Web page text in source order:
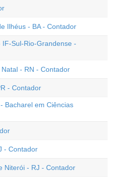
Ilhéus - BA - Contador
Sul-Rio-Grandense -
- RN - Contador
- Contador
Bacharel em Ciências
- Contador
Niterói - RJ - Contador